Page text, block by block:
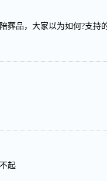
葬品，大家以为如何?支持
起